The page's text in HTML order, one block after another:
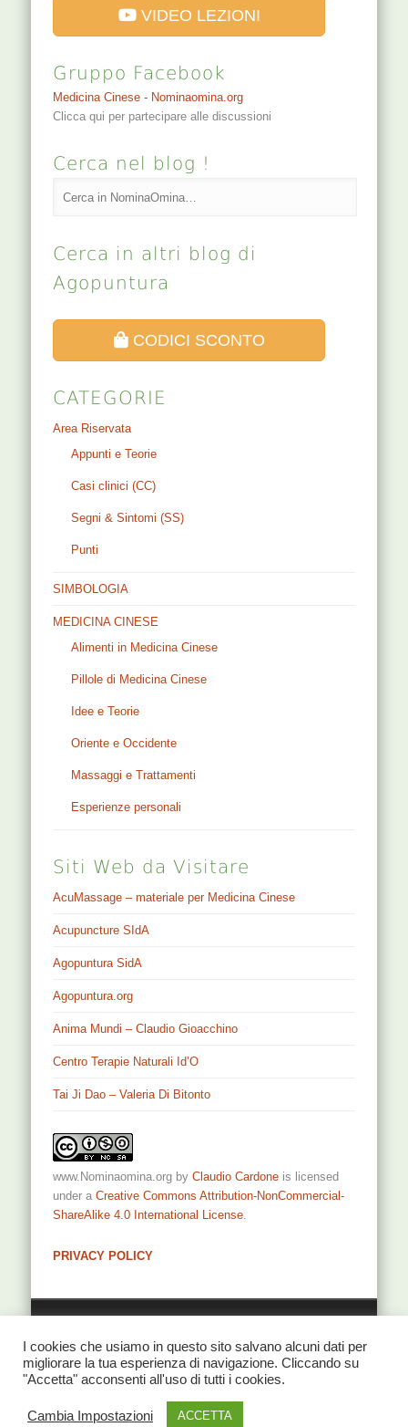
VIDEO LEZIONI
Gruppo Facebook
Medicina Cinese - Nominaomina.org
Clicca qui per partecipare alle discussioni
Cerca nel blog !
Cerca in altri blog di
Agopuntura
CODICI SCONTO
CATEGORIE
Area Riservata
Appunti e Teorie
Casi clinici (CC)
Segni & Sintomi (SS)
Punti
SIMBOLOGIA
MEDICINA CINESE
Alimenti in Medicina Cinese
Pillole di Medicina Cinese
Idee e Teorie
Oriente e Occidente
Massaggi e Trattamenti
Esperienze personali
Siti Web da Visitare
AcuMassage – materiale per Medicina Cinese
Acupuncture SIdA
Agopuntura SidA
Agopuntura.org
Anima Mundi – Claudio Gioacchino
Centro Terapie Naturali Id’O
Tai Ji Dao – Valeria Di Bitonto
www.Nominaomina.org byClaudio Cardone is licensed
under aCreative Commons Attribution-NonCommercial-
ShareAlike 4.0 International License.
PRIVACY POLICY
© 2026 NominaOmina di Claudio Cardone
I cookies che usiamo in questo sito salvano alcuni dati per
migliorare la tua esperienza di navigazione. Cliccando su
"Accetta" acconsenti all'uso di tutti i cookies.
Cambia Impostazioni ACCETTA